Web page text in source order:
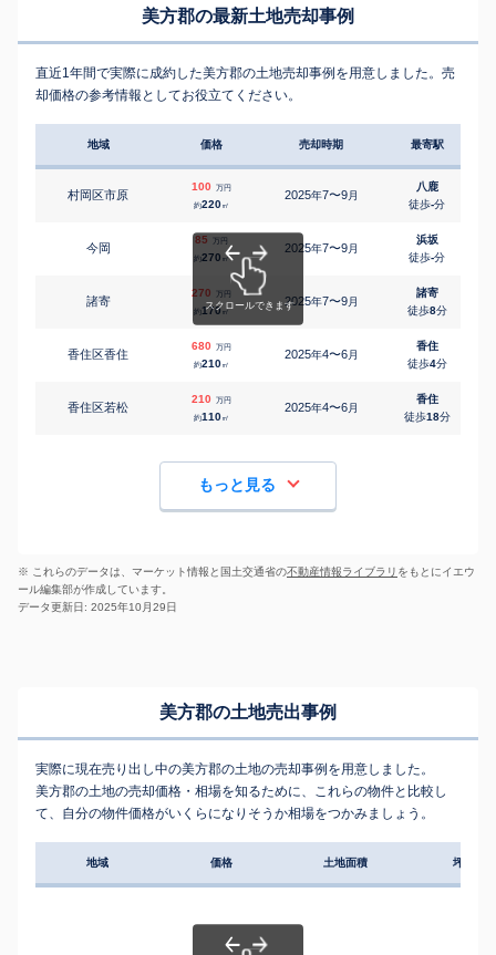
美方郡の最新土地売却事例
直近1年間で実際に成約した美方郡の土地売却事例を用意しました。売
却価格の参考情報としてお役立てください。
地域 価格 売却時期 最寄駅
村岡区市原
100 万円
約220㎡
2025年7〜9月
八鹿
徒歩-分
今岡
85 万円
約270 ㎡
2025年7〜9月
浜坂
徒歩-分
諸寄
270 万円
約170㎡
2025年7〜9月
諸寄
徒歩8分
香住区香住
680 万円
約210㎡
2025年4〜6月
香住
徒歩4分
香住区若松
210 万円
約110㎡
2025年4〜6月
香住
徒歩18分
もっと見る
※ これらのデータは、マーケット情報と国土交通省の不動産情報ライブラリ をもとにイエウ
ール編集部が作成しています。
データ更新日: 2025年10月29日
美方郡の土地売出事例
実際に現在売り出し中の美方郡の土地の売却事例を用意しました。
美方郡の土地の売却価格・相場を知るために、これらの物件と比較し
て、自分の物件価格がいくらになりそうか相場をつかみましょう。
地域 価格 土地面積 坪単価